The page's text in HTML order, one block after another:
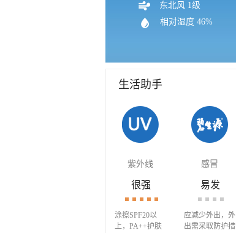
东北风 1级
相对湿度 46%
生活助手
紫外线 感冒
很强
涂擦SPF20以
上，PA++护肤
易发
应减少外出，外
出需采取防护措